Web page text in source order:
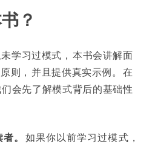
？
学习过模式
本书会讲解面
则 ， 并且提供真实示例。
在
会先了解模式背后的基础性
者。 如果你以前学习过模式